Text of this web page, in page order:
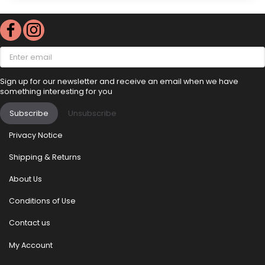
Enter
email
Sign up for our newsletter and receive an email when we have
something interesting for you
Subscribe Unsubscribe
Privacy Notice
Shipping & Returns
About Us
Conditions of Use
Contact us
My Account